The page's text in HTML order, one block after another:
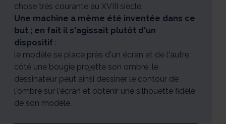
chose très courante au XVIII siècle.
Une machine a même été inventée dans ce
but ; en fait il s'agissait plutôt d'un
dispositif :
le modèle se place près d'un écran et de l'autre
côté une bougie projette son ombre, le
dessinateur peut ainsi dessiner le contour de
l'ombre sur l'écran et obtenir une silhouette fidèle
de son modèle.